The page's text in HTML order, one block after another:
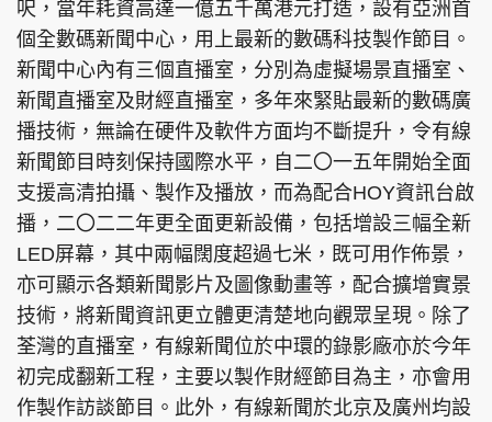
呎，當年耗資高達一億五千萬港元打造，設有亞洲首
個全數碼新聞中心，用上最新的數碼科技製作節目。
新聞中心內有三個直播室，分別為虛擬場景直播室、
新聞直播室及財經直播室，多年來緊貼最新的數碼廣
播技術，無論在硬件及軟件方面均不斷提升，令有線
新聞節目時刻保持國際水平，自二〇一五年開始全面
支援高清拍攝、製作及播放，而為配合HOY資訊台啟
播，二〇二二年更全面更新設備，包括增設三幅全新
LED屏幕，其中兩幅闊度超過七米，既可用作佈景，
亦可顯示各類新聞影片及圖像動畫等，配合擴增實景
技術，將新聞資訊更立體更清楚地向觀眾呈現。除了
荃灣的直播室，有線新聞位於中環的錄影廠亦於今年
初完成翻新工程，主要以製作財經節目為主，亦會用
作製作訪談節目。此外，有線新聞於北京及廣州均設